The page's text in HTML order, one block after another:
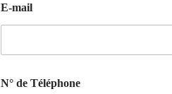
E-mail
N° de Téléphone